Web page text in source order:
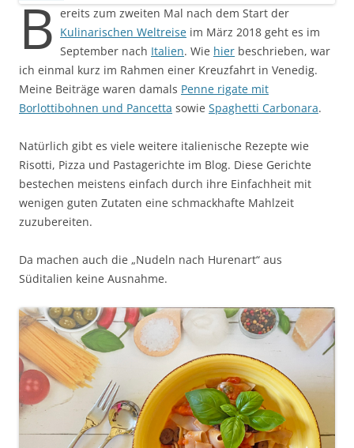
B ereits zum zweiten Mal nach dem Start der
Kulinarischen Weltreise im März 2018 geht es im
September nach Italien. Wie hier beschrieben, war
ich einmal kurz im Rahmen einer Kreuzfahrt in Venedig.
Meine Beiträge waren damals Penne rigate mit
Borlottibohnen und Pancetta sowie Spaghetti Carbonara.
Natürlich gibt es viele weitere italienische Rezepte wie
Risotti, Pizza und Pastagerichte im Blog. Diese Gerichte
bestechen meistens einfach durch ihre Einfachheit mit
wenigen guten Zutaten eine schmackhafte Mahlzeit
zuzubereiten.
Da machen auch die „Nudeln nach Hurenart“ aus
Süditalien keine Ausnahme.